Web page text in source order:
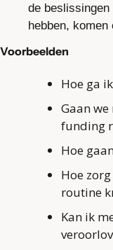
de
hebben, komen
Voorbeelden
Hoe ga
Gaan
funding
Hoe
Hoe
routine
Kan ik